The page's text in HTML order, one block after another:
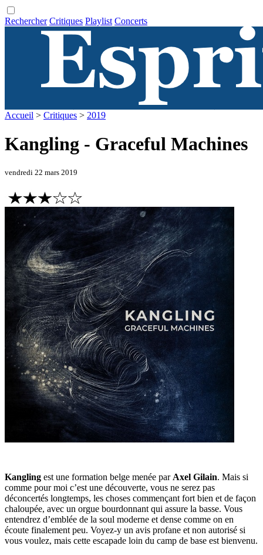
Rechercher Critiques Playlist Concerts
Accueil > Critiques > 2019
Kangling - Graceful Machines
vendredi 22 mars 2019
Kangling est une formation belge menée par Axel Gilain. Mais si
comme pour moi c’est une découverte, vous ne serez pas
déconcertés longtemps, les choses commençant fort bien et de façon
chaloupée, avec un orgue bourdonnant qui assure la basse. Vous
entendrez d’emblée de la soul moderne et dense comme on en
écoute finalement peu. Voyez-y un avis profane et non autorisé si
vous voulez, mais cette escapade loin du camp de base est bienvenu.